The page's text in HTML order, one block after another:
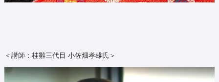
＜講師：桂雛三代目 小佐畑孝雄氏＞